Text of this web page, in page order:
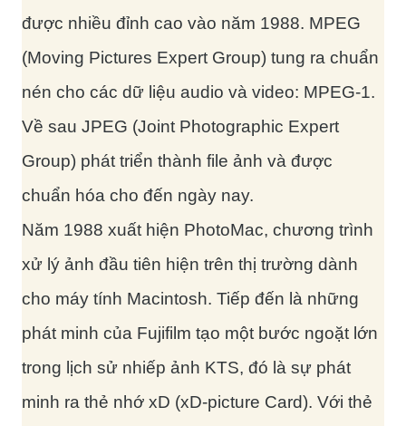
được nhiều đỉnh cao vào năm 1988. MPEG
(Moving Pictures Expert Group) tung ra chuẩn
nén cho các dữ liệu audio và video: MPEG-1.
Về sau JPEG (Joint Photographic Expert
Group) phát triển thành file ảnh và được
chuẩn hóa cho đến ngày nay.
Năm 1988 xuất hiện PhotoMac, chương trình
xử lý ảnh đầu tiên hiện trên thị trường dành
cho máy tính Macintosh. Tiếp đến là những
phát minh của Fujifilm tạo một bước ngoặt lớn
trong lịch sử nhiếp ảnh KTS, đó là sự phát
minh ra thẻ nhớ xD (xD-picture Card). Với thẻ